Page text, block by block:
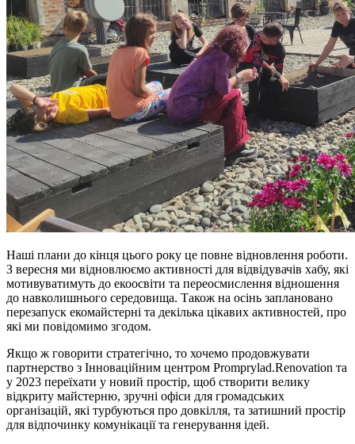
Наші плани до кінця цього року це повне відновлення роботи.
З вересня ми відновлюємо активності для відвідувачів хабу, які
мотивуватимуть до екоосвіти та переосмислення відношення
до навколишнього середовища. Також на осінь заплановано
перезапуск екомайстерні та декілька цікавих активностей, про
які ми повідомимо згодом.
Якщо ж говорити стратегічно, то хочемо продовжувати
партнерство з Інноваційним центром Promprylad.Renovation та
у 2023 переїхати у новий простір, щоб створити велику
відкриту майстерню, зручні офіси для громадських
організацій, які турбуються про довкілля, та затишний простір
для відпочинку комунікації та генерування ідей.